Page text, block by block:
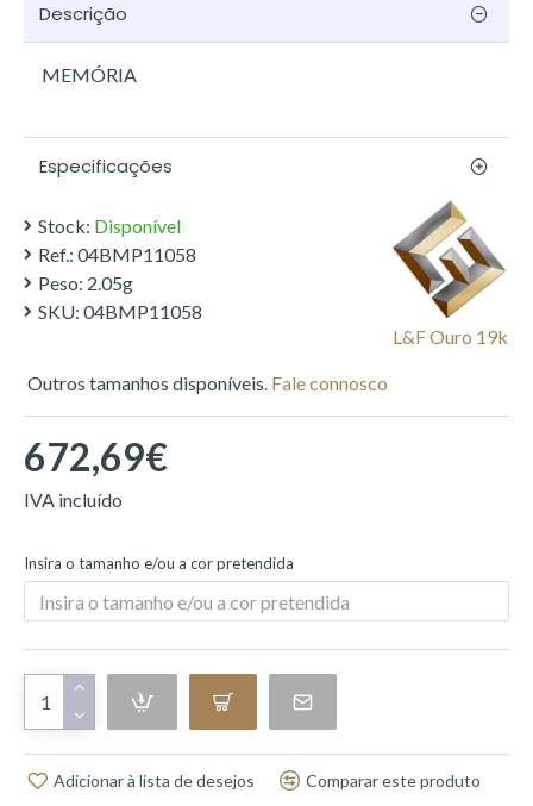
Descrição
MEMÓRIA
Especificações
Stock: Disponível
Ref.: 04BMP11058
Peso: 2.05g
SKU: 04BMP11058
L&f Ouro 19k
672,69€
Insira o tamanho e/ou a cor pretendida
Adicionar à lista de desejos Comparar este produto
Outros tamanhos disponíveis. Fale connosco